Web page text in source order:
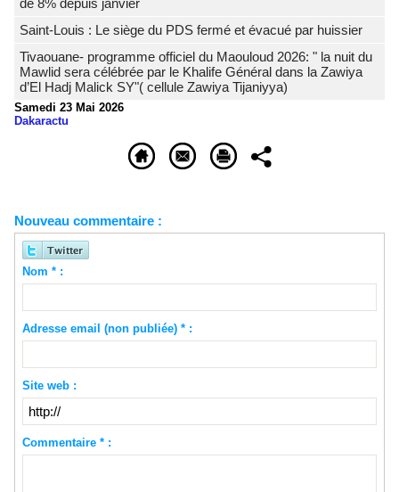
de 8% depuis janvier
Saint-Louis : Le siège du PDS fermé et évacué par huissier
Tivaouane- programme officiel du Maouloud 2026: " la nuit du
Mawlid sera célébrée par le Khalife Général dans la Zawiya
d’El Hadj Malick SY"( cellule Zawiya Tijaniyya)
Samedi 23 Mai 2026
Dakaractu
Nouveau commentaire :
Nom * :
Adresse email (non publiée) * :
Site web :
Commentaire * :